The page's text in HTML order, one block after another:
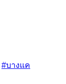
#บางแค